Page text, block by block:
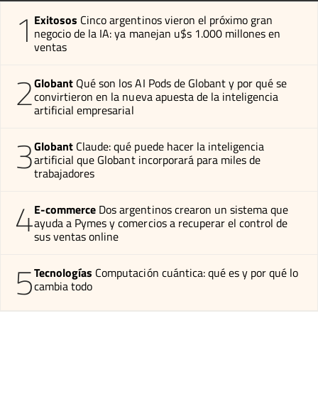
1 Exitosos Cinco argentinos vieron el próximo gran
negocio de la IA: ya manejan u$s 1.000 millones en
ventas
2Globant Qué son los AI Pods de Globant y por qué se
convirtieron en la nueva apuesta de la inteligencia
artificial empresarial
3Globant Claude: qué puede hacer la inteligencia
artificial que Globant incorporará para miles de
trabajadores
4E-commerce Dos argentinos crearon un sistema que
ayuda a Pymes y comercios a recuperar el control de
sus ventas online
5Tecnologías Computación cuántica: qué es y por qué lo
cambia todo